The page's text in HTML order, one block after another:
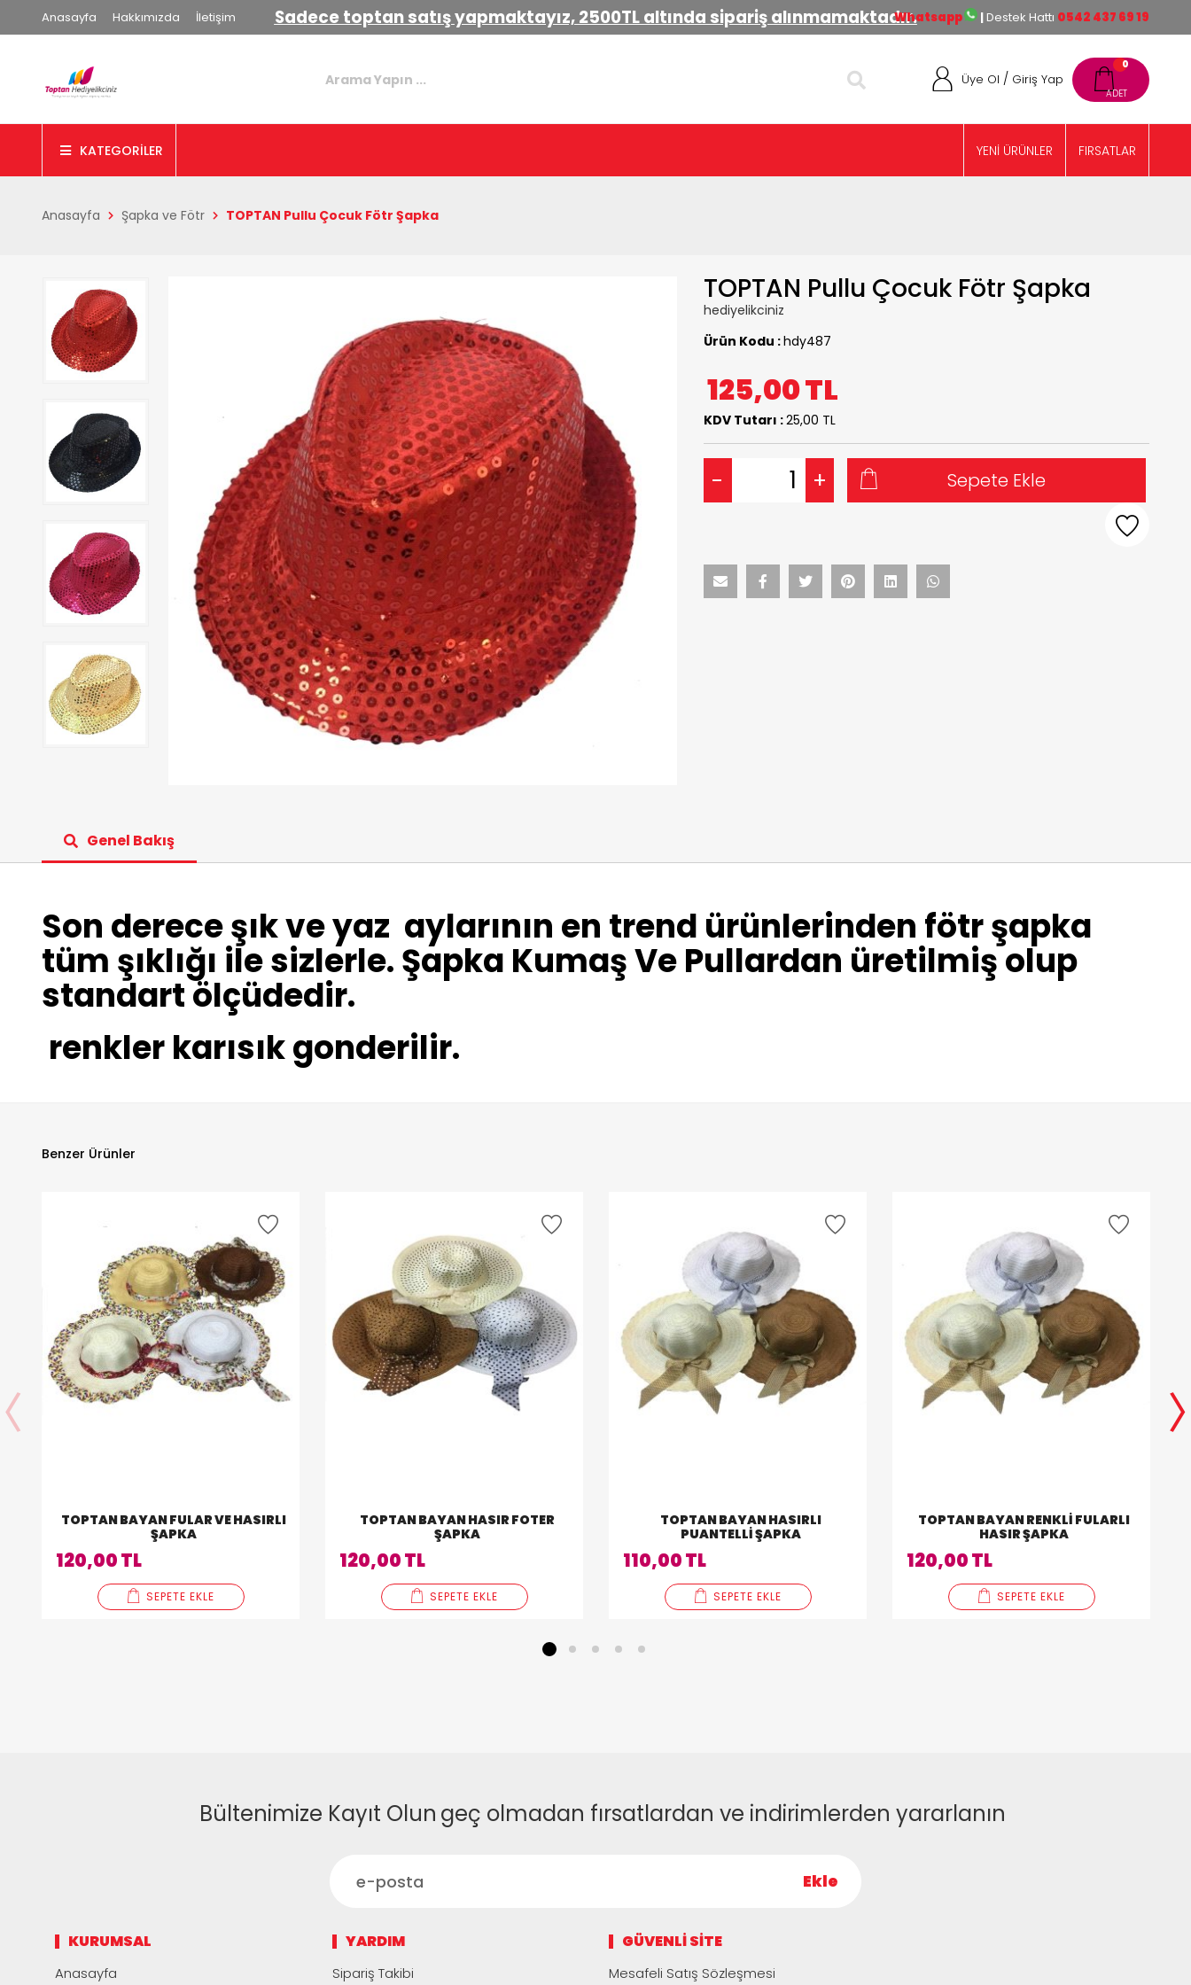
Anasayfa Hakkımızda İletişim Sadece toptan satış yapmaktayız, 2500TL altında sipariş alınmamaktadır.Whatsapp |Destek Hattı 0542 437 69 19
0
Üye Ol / Giriş Yap
KATEGORİLER FIRSATLAR
YENİ ÜRÜNLER
Anasayfa Şapka ve Fötr TOPTAN Pullu Çocuk Fötr Şapka
TOPTAN Pullu Çocuk Fötr Şapka
hediyelikciniz
Ürün Kodu :hdy487
125,00TL
KDV Tutarı :25,00 TL
- + Sepete Ekle
Genel Bakış
Son derece şık ve yaz aylarının en trend ürünlerinden fötr şapka
tüm şıklığı ile sizlerle. Şapka Kumaş Ve Pullardan üretilmiş olup
standart ölçüdedir.
renkler karısık gonderilir.
Benzer Ürünler
TOPTAN BAYAN FULAR VE HASIRLI
ŞAPKA
120,00 TL
SEPETE EKLE
TOPTAN BAYAN HASIR FOTER
ŞAPKA
120,00 TL
SEPETE EKLE
TOPTAN BAYAN HASIRLI
PUANTELLI ŞAPKA
110,00 TL
SEPETE EKLE
TOPTAN BAYAN RENKLI FULARLI
HASIR ŞAPKA
120,00 TL
SEPETE EKLE
2 3 4 5
Bültenimize Kayıt Olun geç olmadan fırsatlardan ve indirimlerden yararlanın
Ekle
KURUMSAL
Anasayfa
YARDIM
Sipariş Takibi
GÜVENLI SITE
Mesafeli Satış Sözleşmesi